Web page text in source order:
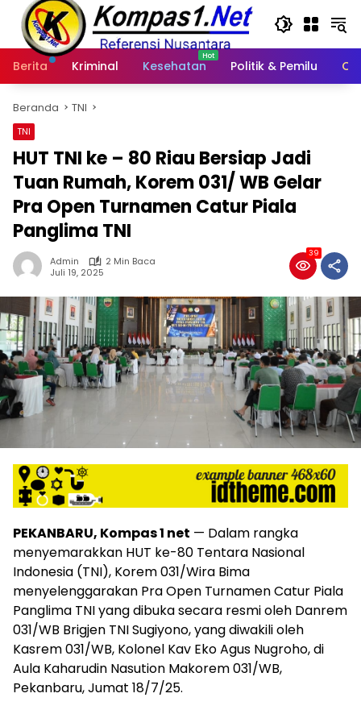
Langsung
konten
Berita
Kriminal Kesehatan Politik & Pemilu
Beranda TNI
TNI
HUT TNI ke – 80 Riau Bersiap Jadi
Tuan Rumah, Korem 031/ WB Gelar
Pra Open Turnamen Catur Piala
Panglima TNI
Admin
2 Min Baca
Juli 19, 2025
39
PEKANBARU, Kompas 1 net — Dalam rangka
menyemarakkan HUT ke-80 Tentara Nasional
Indonesia (TNI), Korem 031/Wira Bima
menyelenggarakan Pra Open Turnamen Catur Piala
Panglima TNI yang dibuka secara resmi oleh Danrem
031/WB Brigjen TNI Sugiyono, yang diwakili oleh
Kasrem 031/WB, Kolonel Kav Eko Agus Nugroho, di
Aula Kaharudin Nasution Makorem 031/WB,
Pekanbaru, Jumat 18/7/25.